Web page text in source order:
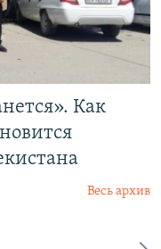
Как
Весь архив